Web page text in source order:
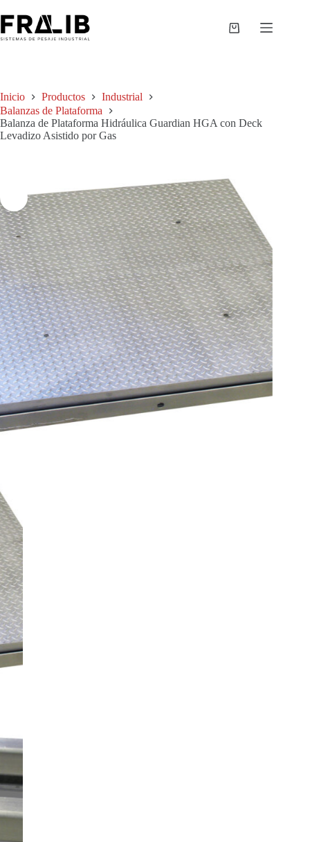
al
contenido
Shopping
Inicio Productos
Industrial
Balanzas de Plataforma
Balanza de Plataforma Hidráulica Guardian HGA con Deck
Levadizo Asistido por Gas